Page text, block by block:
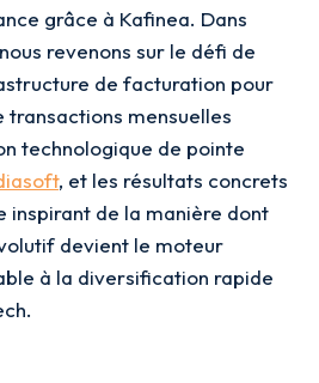
grâce à Kafinea. Dans
revenons sur le défi de
de facturation pour
transactions mensuelles
technologique de pointe
, et les résultats concrets
inspirant de la manière dont
devient le moteur
à la diversification rapide